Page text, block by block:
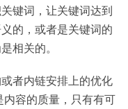
键词，让关键词达到
的，或者是关键词的
相关的。
者内链安排上的优化
容的质量，只有有可